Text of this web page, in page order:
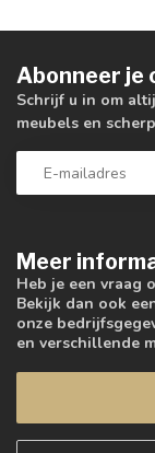
Meer
Heb je een vraag
Bekijk dan ook
onze
en verschillende
Abonneer je
Schrijf u in om
meubels en